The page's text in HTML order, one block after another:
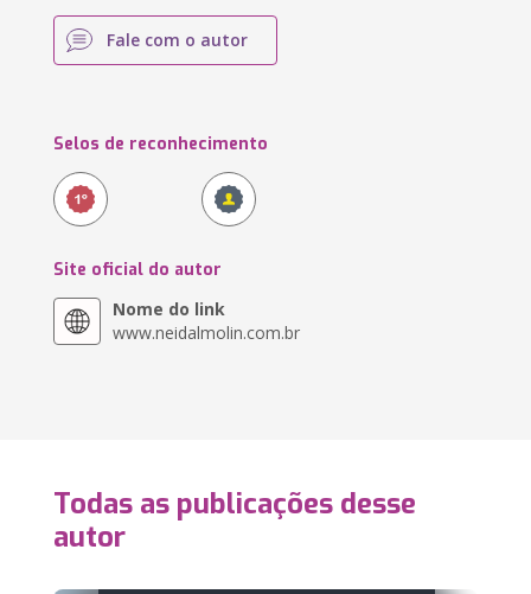
Fale com o autor
Selos de reconhecimento
Site oficial do autor
Nome do link
www.neidalmolin.com.br
Todas as publicações desse
autor